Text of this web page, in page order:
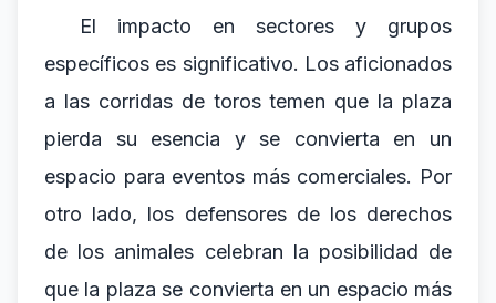
El impacto en sectores y grupos
específicos es significativo. Los aficionados
a las corridas de toros temen que la plaza
pierda su esencia y se convierta en un
espacio para eventos más comerciales. Por
otro lado, los defensores de los derechos
de los animales celebran la posibilidad de
que la plaza se convierta en un espacio más